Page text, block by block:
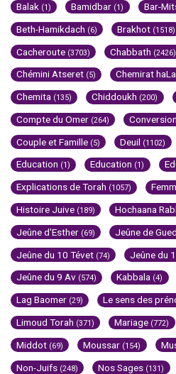
Balak (1) Bamidbar (1) Bar-
Beth-Hamikdach (6) Brakhot (1518)
Cacheroute (3703) Chabbath (2426)
Chémini Atseret (5) Chemirat
Chemita (135) Chiddoukh (200)
Compte du Omer (264) Conversion
Couple et Famille (5) Deuil (1102)
Education (1) Education (1)
Explications de Torah (1057)
Histoire Juive (189) Hochaana
Jeûne d'Esther (69) Jeûne de
Jeûne du 10 Tévet (74) Jeûne du
Jeûne du 9 Av (574) Kabbala (4)
Lag Baomer (29) Le sens des
Limoud Torah (371) Mariage (772)
Middot (69) Moussar (154)
Non-Juifs (248) Nos Sages (131)